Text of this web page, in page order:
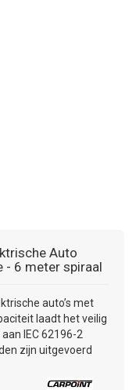
4X4, CAMPER EN
Auto
- 6 meter spiraal
auto’s met
laadt het veilig
IEC 62196-2
zijn uitgevoerd